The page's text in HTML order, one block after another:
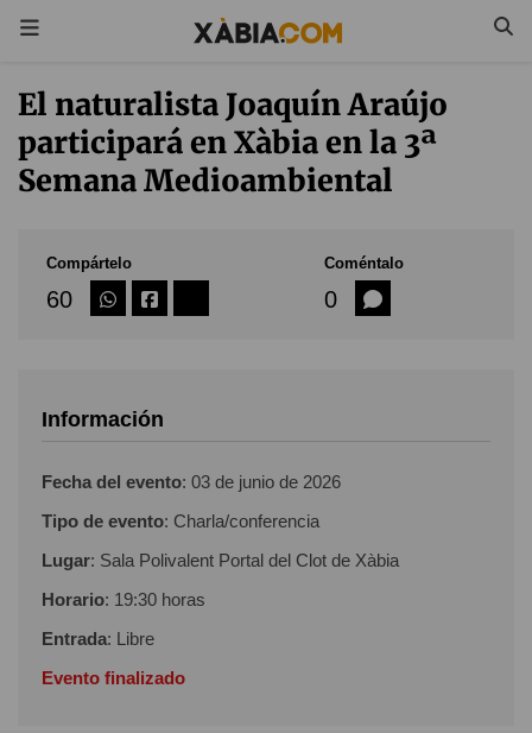
El naturalista Joaquín Araújo
participará en Xàbia en la 3ª
Semana Medioambiental
Compártelo
60
Coméntalo
0
Información
Fecha del evento: 03 de junio de 2026
Tipo de evento: Charla/conferencia
Lugar: Sala Polivalent Portal del Clot de Xàbia
Horario: 19:30 horas
Entrada: Libre
Evento finalizado